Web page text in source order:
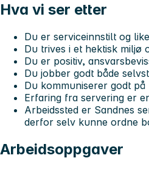
Hva vi ser etter
Du er serviceinnstilt og
Du trives i et hektisk
Du er positiv,
Du jobber godt både
Du kommuniserer godt
Erfaring fra servering er
Arbeidssted er Sandnes
derfor selv kunne ordne
Arbeidsoppgaver